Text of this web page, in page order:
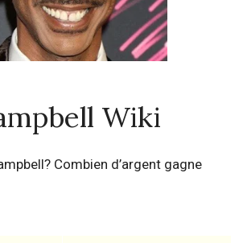
Wiki
Combien d’argent gagne